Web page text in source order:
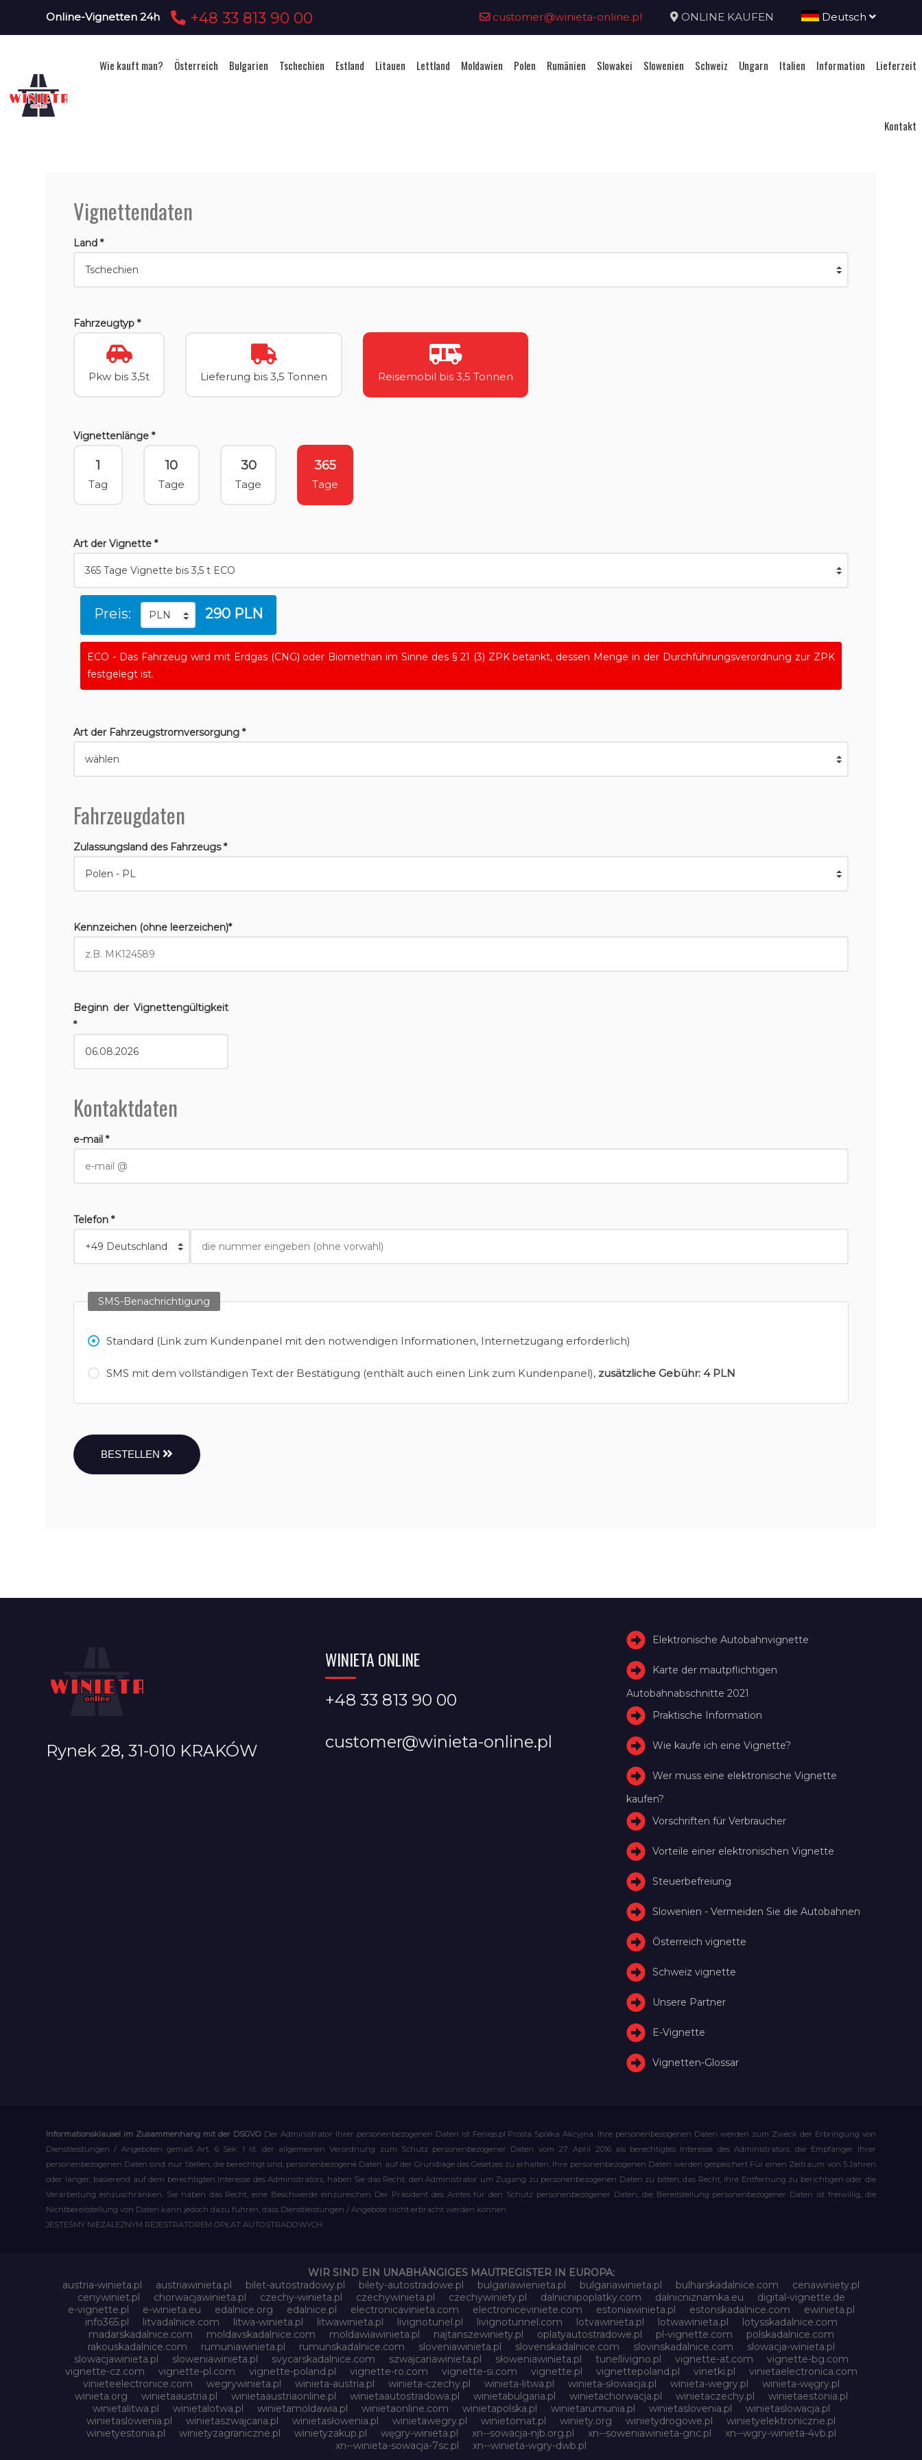
Online-Vignetten 24h +48 33 813 90 00 customer@winieta-online.pl ONLINE KAUFEN Deutsch
Wie kauft man? Österreich Bulgarien Tschechien Estland Litauen Lettland Moldawien Polen Rumänien Slowakei Slowenien Schweiz Ungarn Italien Information Lieferzeit
Kontakt
Vignettendaten
Land *
Fahrzeugtyp *
Pkw bis 3,5t Lieferung bis 3,5 Tonnen Reisemobil bis 3,5 Tonnen
Vignettenlänge *
1
Tag
10
Tage
30
Tage
365
Tage
Art der Vignette *
Preis: 290 PLN
ECO - Das Fahrzeug wird mit Erdgas (CNG) oder Biomethan im Sinne des § 21 (3) ZPK betankt, dessen Menge in der Durchführungsverordnung zur ZPK
festgelegt ist.
Art der Fahrzeugstromversorgung *
Fahrzeugdaten
Zulassungsland des Fahrzeugs *
Kennzeichen (ohne leerzeichen)*
Beginn der Vignettengültigkeit
*
Kontaktdaten
e-mail *
Telefon *
SMS-Benachrichtigung
Standard (Link zum Kundenpanel mit den notwendigen Informationen, Internetzugang erforderlich)
SMS mit dem vollständigen Text der Bestätigung (enthält auch einen Link zum Kundenpanel), zusätzliche Gebühr: 4 PLN
BESTELLEN
Rynek 28, 31-010 KRAKÓW
WINIETA ONLINE
+48 33 813 90 00
customer@winieta-online.pl
Elektronische Autobahnvignette
Karte der mautpflichtigen
Autobahnabschnitte 2021
Praktische Information
Wie kaufe ich eine Vignette?
Wer muss eine elektronische Vignette
kaufen?
Vorschriften für Verbraucher
Vorteile einer elektronischen Vignette
Steuerbefreiung
Slowenien - Vermeiden Sie die Autobahnen
Österreich vignette
Schweiz vignette
Unsere Partner
E-Vignette
Vignetten-Glossar
Informationsklausel im Zusammenhang mit der DSGVO Der Administrator Ihrer personenbezogenen Daten ist Feniqs.pl Prosta Spółka Akcyjna. Ihre personenbezogenen Daten werden zum Zweck der Erbringung von
Dienstleistungen / Angeboten gemäß Art. 6 Sek. 1 lit. der allgemeinen Verordnung zum Schutz personenbezogener Daten vom 27. April 2016 als berechtigtes Interesse des Administrators, die Empfänger Ihrer
personenbezogenen Daten sind nur Stellen, die berechtigt sind, personenbezogene Daten auf der Grundlage des Gesetzes zu erhalten, Ihre personenbezogenen Daten werden gespeichert Für einen Zeitraum von 5 Jahren
oder länger, basierend auf dem berechtigten Interesse des Administrators, haben Sie das Recht, den Administrator um Zugang zu personenbezogenen Daten zu bitten, das Recht, ihre Entfernung zu berichtigen oder die
Verarbeitung einzuschränken, Sie haben das Recht, eine Beschwerde einzureichen Der Präsident des Amtes für den Schutz personenbezogener Daten, die Bereitstellung personenbezogener Daten ist freiwillig, die
Nichtbereitstellung von Daten kann jedoch dazu führen, dass Dienstleistungen / Angebote nicht erbracht werden können.
JESTEŚMY NIEZALEŻNYM REJESTRATOREM OPŁAT AUTOSTRADOWYCH
WIR SIND EIN UNABHÄNGIGES MAUTREGISTER IN EUROPA:
austria-winieta.pl
austriawinieta.pl bilet-autostradowy.pl bilety-autostradowe.pl bulgariawienieta.pl bulgariawinieta.pl bulharskadalnice.com
cenawiniety.pl
cenywiniet.pl
chorwacjawinieta.pl czechy-winieta.pl czechywinieta.pl czechywiniety.pl dalnicnipoplatky.com dalnicniznamka.eu
digital-vignette.de
e-vignette.pl
e-winieta.eu edalnice.org edalnice.pl electronicavinieta.com electroniceviniete.com estoniawinieta.pl estonskadalnice.com
ewinieta.pl
info365.pl
litvadalnice.com litwa-winieta.pl litwawinieta.pl livignotunel.pl livignotunnel.com lotvawinieta.pl lotwawinieta.pl
lotysskadalnice.com
madarskadalnice.com
moldavskadalnice.com moldawiawinieta.pl najtanszewiniety.pl oplatyautostradowe.pl pl-vignette.com
polskadalnice.com
rakouskadalnice.com
rumuniawinieta.pl rumunskadalnice.com sloveniawinieta.pl slovenskadalnice.com slovinskadalnice.com
slowacja-winieta.pl
slowacjawinieta.pl
sloweniawinieta.pl svycarskadalnice.com szwajcariawinieta.pl słoweniawinieta.pl tunellivigno.pl vignette-at.com
vignette-bg.com
vignette-cz.com
vignette-pl.com vignette-poland.pl vignette-ro.com vignette-si.com vignette.pl vignettepoland.pl vinetki.pl
vinietaelectronica.com
vinieteelectronice.com
wegrywinieta.pl winieta-austria.pl winieta-czechy.pl winieta-litwa.pl winieta-słowacja.pl winieta-wegry.pl
winieta-węgry.pl
winieta.org
winietaaustria.pl winietaaustriaonline.pl winietaautostradowa.pl winietabulgaria.pl winietachorwacja.pl winietaczechy.pl
winietaestonia.pl
winietalitwa.pl
winietalotwa.pl winietamoldawia.pl winietaonline.com winietapolska.pl winietarumunia.pl winietaslovenia.pl
winietaslowacja.pl
winietaslowenia.pl
winietaszwajcaria.pl winietasłowenia.pl winietawegry.pl winietomat.pl winiety.org winietydrogowe.pl
winietyelektroniczne.pl
winietyestonia.pl
winietyzagraniczne.pl winietyzakup.pl węgry-winieta.pl xn--sowacja-njb.org.pl xn--soweniawinieta-gnc.pl
xn--wgry-winieta-4vb.pl
xn--winieta-sowacja-7sc.pl
xn--winieta-wgry-dwb.pl